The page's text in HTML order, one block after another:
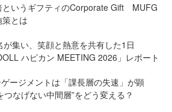
というギフティのCorporate Gift MUFG
とは
集い、笑顔と熱意を共有した1日
ハピカン MEETING 2026」レポート
ージメントは「課長層の失速」が顕
なげない中間層”をどう変える？